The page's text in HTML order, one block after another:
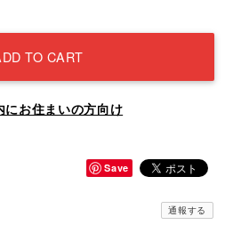
TO CART
にお住まいの方向け
Save
通報する